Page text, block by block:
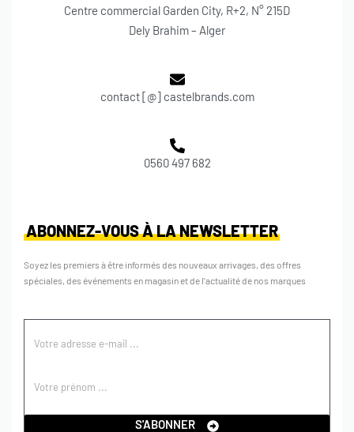
Centre commercial Garden City, R+2, N° 215D
Dely Brahim – Alger
contact [@] castelbrands.com
0560 497 682
ABONNEZ-VOUS À LA NEWSLETTER
Soyez les premiers à être informés des nouveaux arrivages, des offres
spéciales, des événements en magasin et de l’actualité de nos marques
S'ABONNER